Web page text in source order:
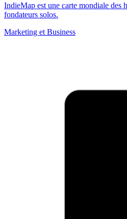
IndieMap est une carte mondiale des
fondateurs solos.
Marketing et Business